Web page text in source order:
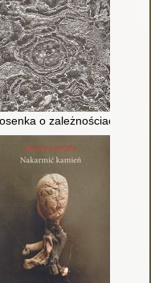
przez siedem granic,
o zależnościach i